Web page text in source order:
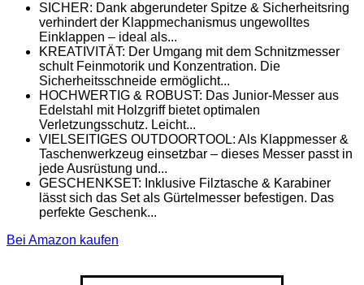
SICHER: Dank abgerundeter Spitze & Sicherheitsring
verhindert der Klappmechanismus ungewolltes
Einklappen – ideal als...
KREATIVITÄT: Der Umgang mit dem Schnitzmesser
schult Feinmotorik und Konzentration. Die
Sicherheitsschneide ermöglicht...
HOCHWERTIG & ROBUST: Das Junior-Messer aus
Edelstahl mit Holzgriff bietet optimalen
Verletzungsschutz. Leicht...
VIELSEITIGES OUTDOORTOOL: Als Klappmesser &
Taschenwerkzeug einsetzbar – dieses Messer passt in
jede Ausrüstung und...
GESCHENKSET: Inklusive Filztasche & Karabiner
lässt sich das Set als Gürtelmesser befestigen. Das
perfekte Geschenk...
Bei Amazon kaufen